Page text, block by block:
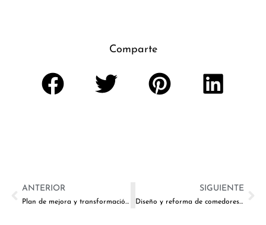
Comparte
ANTERIOR
Plan de mejora y transformación de espacios educativos
SIGUIENTE
Diseño y reforma de comedores escolares